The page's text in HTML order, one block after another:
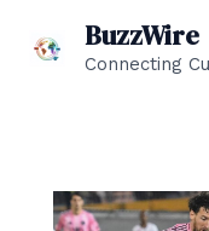
BuzzWire
Connecting